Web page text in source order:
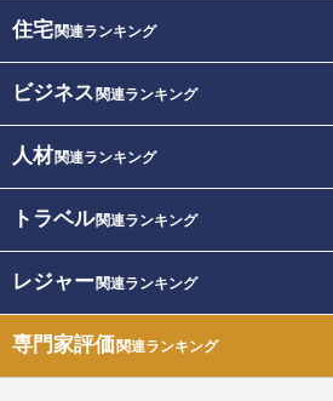
住宅関連ランキング
ビジネス 関連ランキング
人材関連ランキング
トラベル関連ランキング
レジャー関連ランキング
専門家評価関連ランキング